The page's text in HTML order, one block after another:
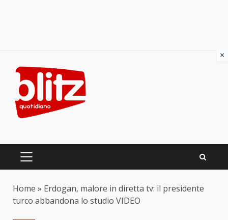
content
PRIMARY
Home » Erdogan, malore in diretta tv: il presidente
turco abbandona lo studio VIDEO
×